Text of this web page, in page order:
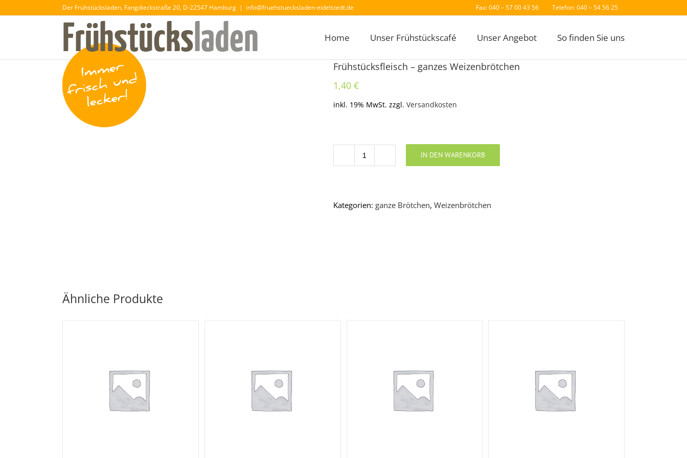
Der Frühstücksladen, Fangdieckstraße 20, D-22547 Hamburg | info@fruehstuecksladen-eidelstedt.de Fax: 040 – 57 00 43 56 Telefon: 040 – 54 56 25
Home Unser Frühstückscafé Unser Angebot So finden Sie uns
Frühstücksfleisch – ganzes Weizenbrötchen
1,40 €
inkl. 19% MwSt. zzgl. Versandkosten
Anzahl
IN DEN WARENKORB
Kategorien: ganze Brötchen, Weizenbrötchen
Ähnliche Produkte